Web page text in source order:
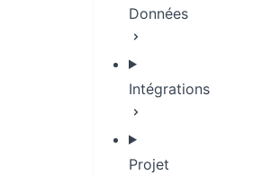
Données
Intégrations
Projet